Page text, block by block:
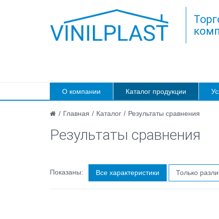
О компании Каталог продукции
/ Главная / Каталог / Результаты сравнения
Результаты сравнения
Показаны: Все характеристики Только